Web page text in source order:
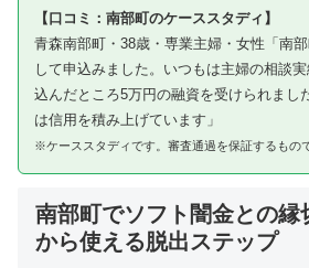
【口コミ：南部町のケーススタディ】
青森南部町・38歳・専業主婦・女性「南
して申込みました。いつもは主婦の相談
込んだところ5万円の融資を受けられまし
は信用を積み上げています」
※ケーススタディです。審査通過を保証するもの
南部町でソフト闇金との縁
から使える脱出ステップ